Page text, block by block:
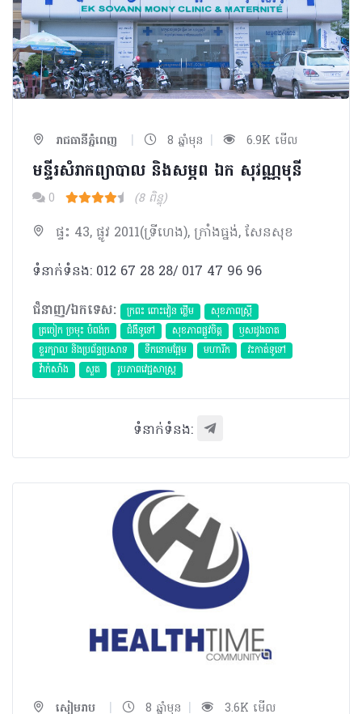
រាជធានីភ្នំពេញ | 8 ឆ្នាំមុន | 6.9K មើល
មន្ទីរសំរាកព្យាបាល និងសម្ភព ឯក សុវណ្ណមុនី
0 (8 ពិន្ទុ)
ផ្ទះ 43, ផ្លូវ 2011(ទ្រីហេង), ក្រាំងធ្នង់, សែនសុខ
ទំនាក់ទំនង: 012 67 28 28/ 017 47 96 96
ជំនាញ/ឯកទេស:
ក្រពះ ពោះវៀន ថ្លើម
សុខភាពស្រ្តី
ត្រចៀក ច្រមុះ បំពង់ក
ជំងឺទូទៅ សុខភាពផ្លូវចិត្ត
ឫសដូងបាត
ខួរក្បាល និងប្រព័ន្ធប្រសាទ
ទឹកនោមផ្អែម មហារីក​
វះកាត់ទូទៅ
វ៉ាក់សាំង
សួត ​រូបភាពវេជ្ជសាស្រ្ត
ទំនាក់ទំនង:
សៀមរាប | 8 ឆ្នាំមុន | 3.6K មើល